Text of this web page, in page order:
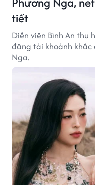
tiết
Diễn viên Bình An thu
đăng tải khoảnh
Nga.